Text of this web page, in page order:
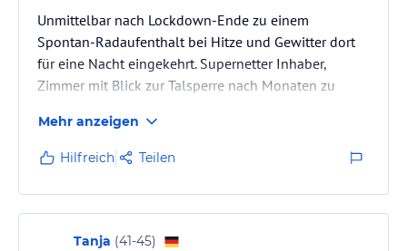
Unmittelbar nach Lockdown-Ende zu einem
Spontan-Radaufenthalt bei Hitze und Gewitter dort
für eine Nacht eingekehrt. Supernetter Inhaber,
Zimmer mit Blick zur Talsperre nach Monaten zu
Weiterradeln umfangreich und lecker!
Mehr anzeigen
Hilfreich Teilen
Tanja (41-45)